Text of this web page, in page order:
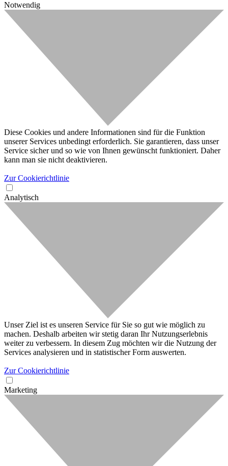
Notwendig
Diese Cookies und andere Informationen sind für die Funktion
unserer Services unbedingt erforderlich. Sie garantieren, dass unser
Service sicher und so wie von Ihnen gewünscht funktioniert. Daher
kann man sie nicht deaktivieren.
Zur Cookierichtlinie
Analytisch
Unser Ziel ist es unseren Service für Sie so gut wie möglich zu
machen. Deshalb arbeiten wir stetig daran Ihr Nutzungserlebnis
weiter zu verbessern. In diesem Zug möchten wir die Nutzung der
Services analysieren und in statistischer Form auswerten.
Zur Cookierichtlinie
Marketing